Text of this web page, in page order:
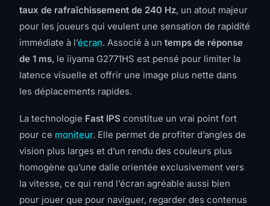
taux de rafraîchissement de 240 Hz, un atout majeur
pour les joueurs qui veulent une sensation de rapidité
immédiate à l’écran. Associé à un temps de réponse
de 1 ms, le iiyama G2771HS est pensé pour limiter la
latence visuelle et offrir une image plus nette dans
les déplacements rapides.
La technologie Fast IPS constitue un vrai point fort
pour ce moniteur. Elle permet de profiter d’angles de
vision plus larges et d’un rendu des couleurs plus
homogène qu’une dalle orientée exclusivement vers
la vitesse, ce qui rend l’écran agréable aussi bien
pour jouer que pour naviguer, regarder des contenus